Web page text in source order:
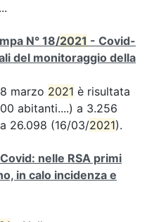
N° 18/2021 - Covid-
del monitoraggio della
marzo 2021 è risultata
abitanti....) a 3.256
26.098 (16/03/2021).
nelle RSA primi
in calo incidenza e